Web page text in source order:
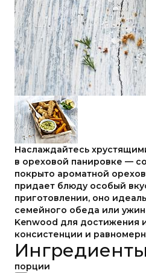
Наслаждайтесь
в ореховой панировке —
покрыто ароматной
придает блюду особый
приготовлении, оно
семейного обеда или
Kenwood для достижения
консистенции и
Ингредиенты
порции